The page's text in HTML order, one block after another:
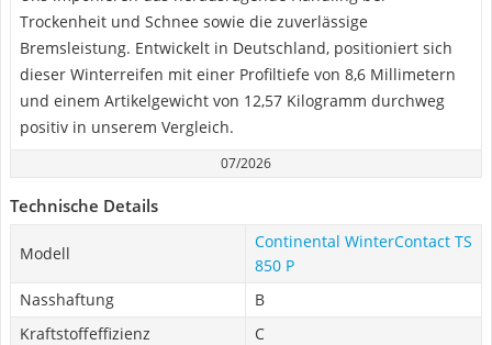
Trockenheit und Schnee sowie die zuverlässige
Bremsleistung. Entwickelt in Deutschland, positioniert sich
dieser Winterreifen mit einer Profiltiefe von 8,6 Millimetern
und einem Artikelgewicht von 12,57 Kilogramm durchweg
positiv in unserem Vergleich.
07/2026
Technische Details
Modell
Continental WinterContact TS
850 P
Nasshaftung
B
Kraftstoffeffizienz
C